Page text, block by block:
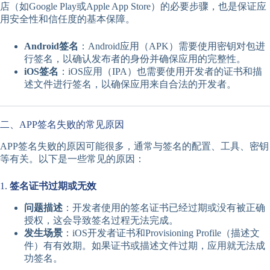
店（如Google Play或Apple App Store）的必要步骤，也是保证应
用安全性和信任度的基本保障。
Android签名 ：Android应用（APK）需要使用密钥对包进
行签名，以确认发布者的身份并确保应用的完整性。
iOS签名 ：iOS应用（IPA）也需要使用开发者的证书和描
述文件进行签名，以确保应用来自合法的开发者。
二、APP签名失败的常见原因
APP签名失败的原因可能很多，通常与签名的配置、工具、密钥
等有关。以下是一些常见的原因：
1. 签名证书过期或无效
问题描述 ：开发者使用的签名证书已经过期或没有被正确
授权，这会导致签名过程无法完成。
发生场景 ：iOS开发者证书和Provisioning Profile（描述文
件）有有效期。如果证书或描述文件过期，应用就无法成
功签名。